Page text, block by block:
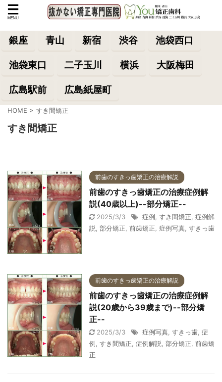
銀座 青山 新宿 渋谷 池袋西口
池袋東口 二子玉川 横浜 大阪梅田
広島駅前 広島紙屋町
HOME > すき間矯正
すき間矯正
前歯のすきっ歯矯正の治療解説
前歯のすきっ歯矯正の治療症例解
説(40歳以上)--部分矯正--
2025/3/3 症例 すき間矯正 症例解
説
部分矯正 前歯矯正 症例写真 すきっ歯
前歯のすきっ歯矯正の治療解説
前歯のすきっ歯矯正の治療症例解
説(20歳から39歳まで)--部分矯
正--
2025/3/3 症例写真 すきっ歯 症
例 すき間矯正 症例解説 部分矯正 前歯矯
正